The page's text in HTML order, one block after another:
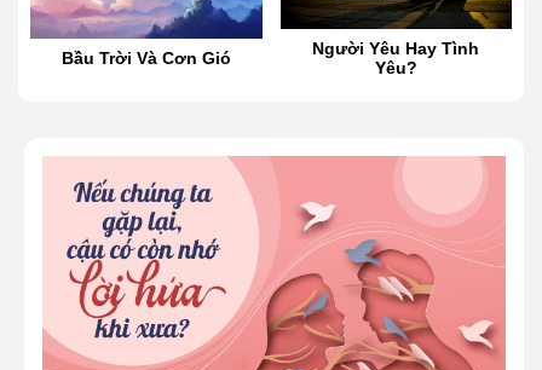
Bầu Trời Và Cơn Gió
Người Yêu Hay Tình
Yêu?